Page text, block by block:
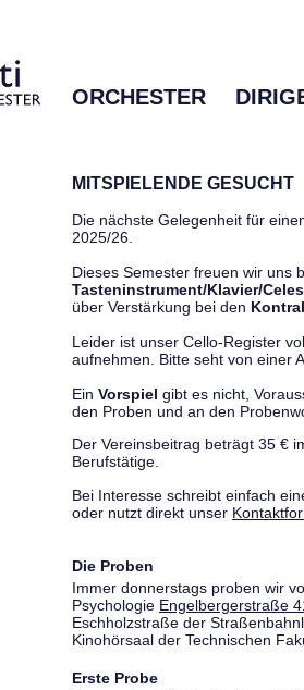
ORCHESTER
MITSPIELENDE GESUCHT
Die nächste Gelegenheit für
2025/26.
Dieses Semester freuen wir uns
Tasteninstrument/Klavier/
über Verstärkung bei den
Leider ist unser Cello-Register
aufnehmen. Bitte seht von einer
Ein Vorspiel gibt es nicht,
den Proben und an den
Der Vereinsbeitrag beträgt 35 €
Berufstätige.
Bei Interesse schreibt einfach
oder nutzt direkt unser
Die Proben
Immer donnerstags proben wir
Psychologie Engelbergerstraße
Eschholzstraße der
Kinohörsaal der Technischen
Erste Probe